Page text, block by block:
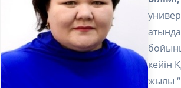
кейін
жылы